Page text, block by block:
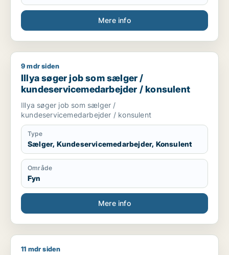
Mere info
Illya søger job som sælger / kundeservicemedarbejder /
9 mdr siden
Illya søger job som sælger /
kundeservicemedarbejder / konsulent
Illya søger job som sælger /
kundeservicemedarbejder / konsulent
Type
Sælger, Kundeservicemedarbejder, Konsulent
Område
Fyn
Mere info
Oliver søger job som tømrer/snedker / grafisk designer /
11 mdr siden